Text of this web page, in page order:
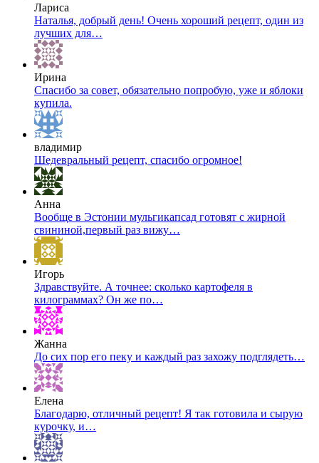
Лариса
Наталья, добрый день! Очень хороший рецепт, один из
лучших для…
Ирина
Спасибо за совет, обязательно попробую, уже и яблоки
купила.
владимир
Шедевральный рецепт, спасибо огромное!
Анна
Вообще в Эстонии мульгикапсад готовят с жирной
свининой,первый раз вижу…
Игорь
Здравствуйте. А точнее: сколько картофеля в
килограммах? Он же по…
Жанна
До сих пор его пеку и каждый раз захожу подглядеть…
Елена
Благодарю, отличный рецепт! Я так готовила и сырую
курочку, и…